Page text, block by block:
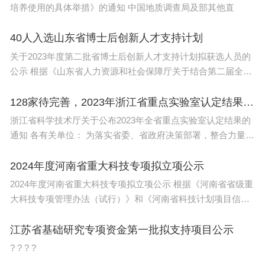
培养使用的具体举措》的通知 中国地质调查局及部其他直
40人入选山东省博士后创新人才支持计划
关于2023年度第二批省博士后创新人才支持计划拟获选人员的
公示 根据《山东省人力资源和社会保障厅关于结合第二届全国
128家待完善，2023年浙江省重点实验室认定结果发布
浙江省科学技术厅关于公布2023年全省重点实验室认定结果的
通知 各有关单位： 为落实省委、省政府决策部署，整合力量打
2024年度河南省重大科技专项拟立项公示
2024年度河南省重大科技专项拟立项公示 根据《河南省省级重
大科技专项管理办法（试行）》和《河南省科技计划项目信息
江苏省基础研究专项资金第一批拟支持项目公示
? ? ? ?